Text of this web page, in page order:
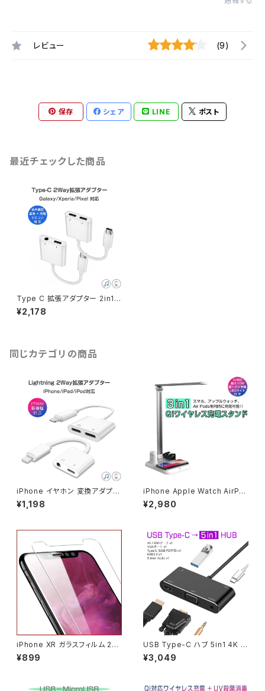
レビュー (9)
保存 シェア LINE ポスト
最近チェックした商品
Type C 拡張アダプター 2in1
音楽 充電 同時 通話可能 タイプ
C 3.5mm 拡張 変換ケーブル
¥2,178
同じカテゴリの商品
iPhone イヤホン 変換アダプタ
イヤホンジャック 3.5mm充電し
ながら音楽 同時 最新iOS対応
¥1,198
iPhone Apple Watch AirPo
ds 3in1 Qiワイヤレス充電 3台
同時充電 LEDライト付き QC3.
¥2,980
iPhone XR ガラスフィルム 2個
セット 強化ガラス 3D Touch対
応 透過率99% 硬度9H 極薄
¥899
USB Type-C ハブ 5in1 4K U
SB3.0 ミラーリング HDMI VG
A 個別のモニター PD充電 スマ
¥3,049